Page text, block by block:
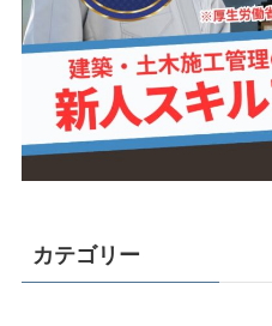
カテゴリー